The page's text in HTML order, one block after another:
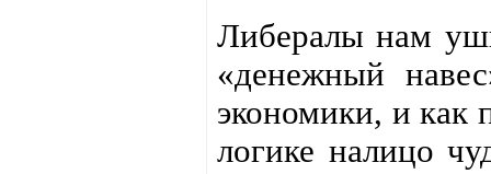
Либералы нам
«денежный
экономики, и как
логике налицо